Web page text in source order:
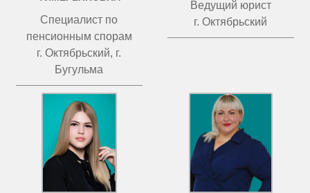
Специалист по
пенсионным спорам
г. Октябрьский, г.
Бугульма
Ведущий юрист
г. Октябрьский